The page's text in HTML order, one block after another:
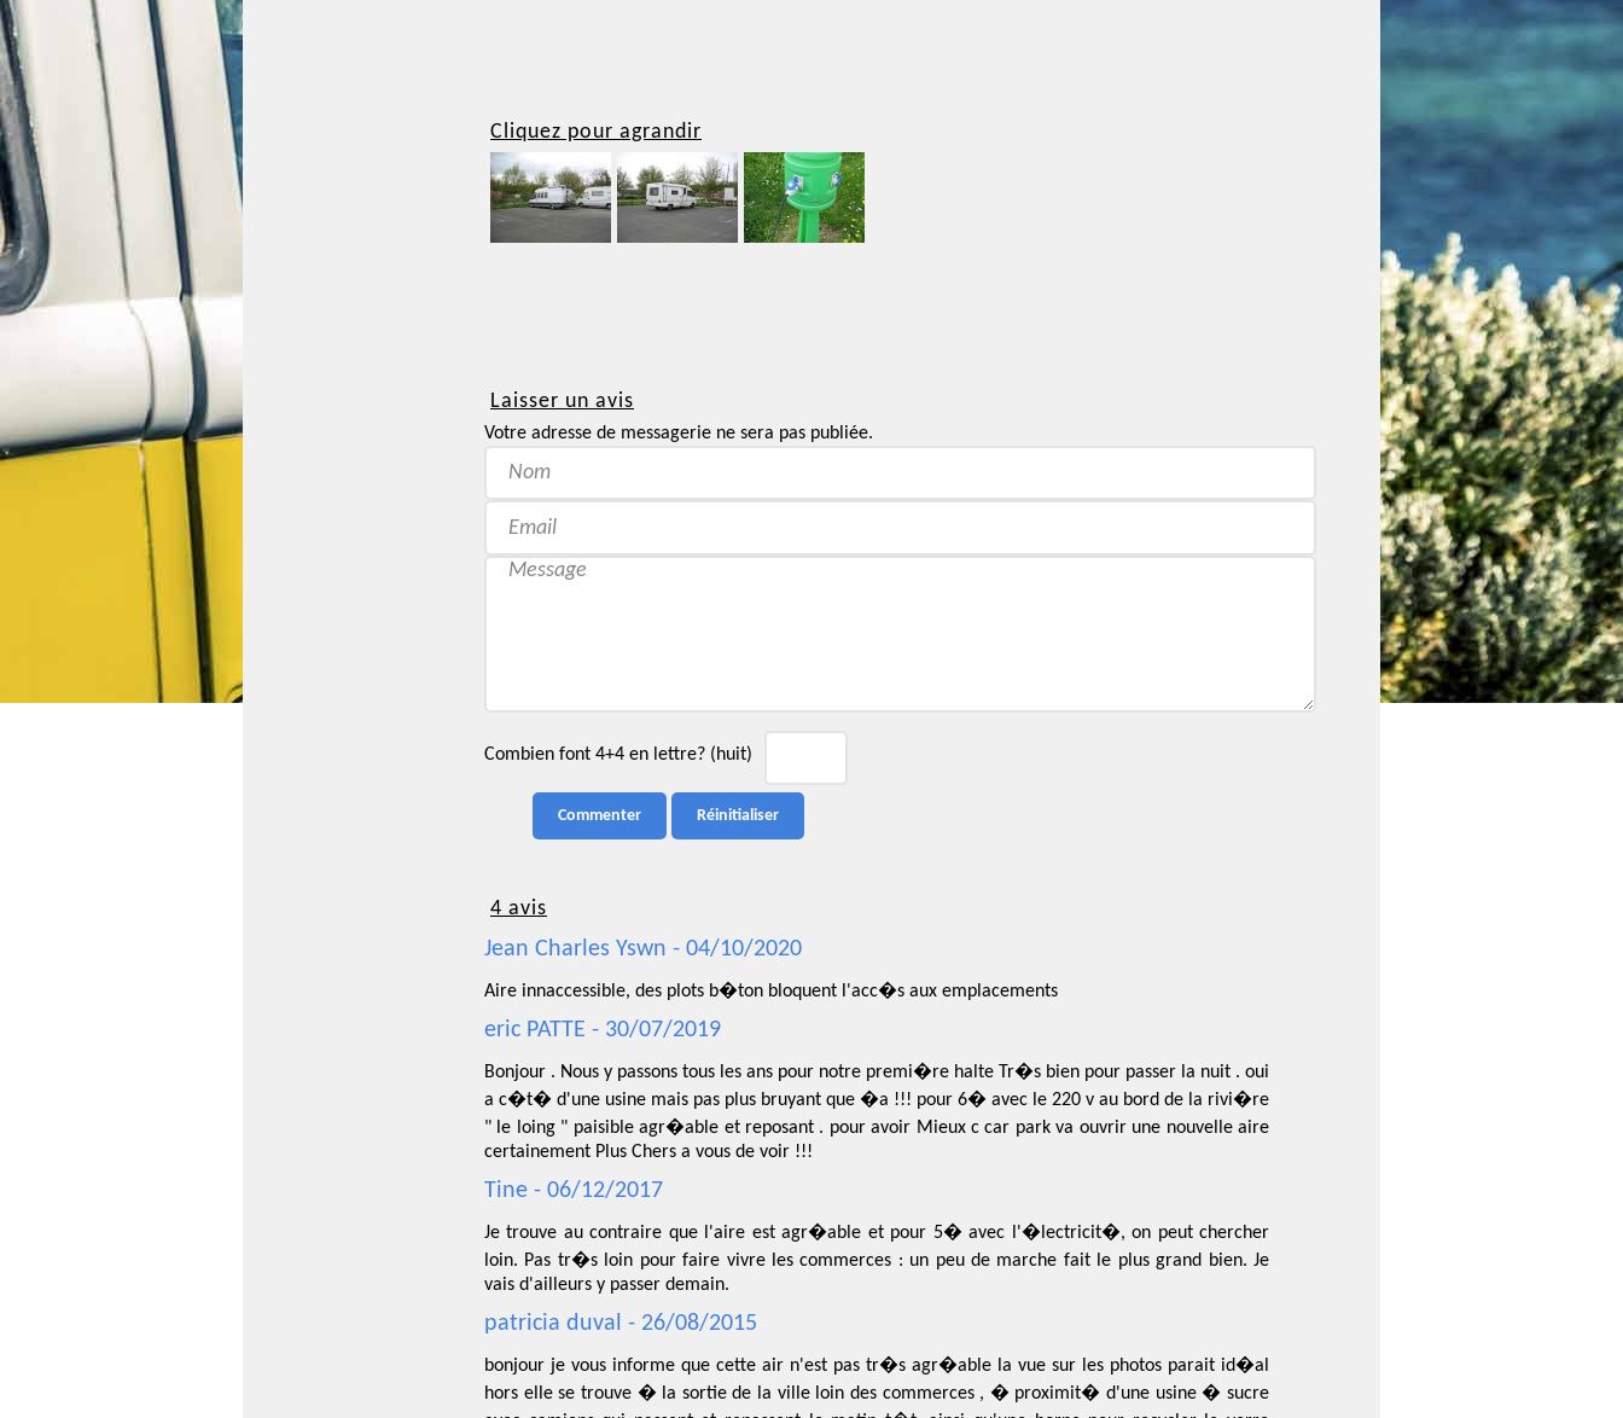
Cliquez pour agrandir
Laisser un avis
Votre adresse de messagerie ne sera pas publiée.
Combien font 4+4 en lettre? (huit)
4 avis
Jean Charles Yswn - 04/10/2020
Aire innaccessible, des plots b�ton bloquent l'acc�s aux emplacements
eric PATTE - 30/07/2019
Bonjour . Nous y passons tous les ans pour notre premi�re halte Tr�s bien pour passer la nuit . oui
a c�t� d'une usine mais pas plus bruyant que �a !!! pour 6� avec le 220 v au bord de la rivi�re
" le loing " paisible agr�able et reposant . pour avoir Mieux c car park va ouvrir une nouvelle aire
certainement Plus Chers a vous de voir !!!
Tine - 06/12/2017
Je trouve au contraire que l'aire est agr�able et pour 5� avec l'�lectricit�, on peut chercher
loin. Pas tr�s loin pour faire vivre les commerces : un peu de marche fait le plus grand bien. Je
vais d'ailleurs y passer demain.
patricia duval - 26/08/2015
bonjour je vous informe que cette air n'est pas tr�s agr�able la vue sur les photos parait id�al
hors elle se trouve � la sortie de la ville loin des commerces , � proximit� d'une usine � sucre